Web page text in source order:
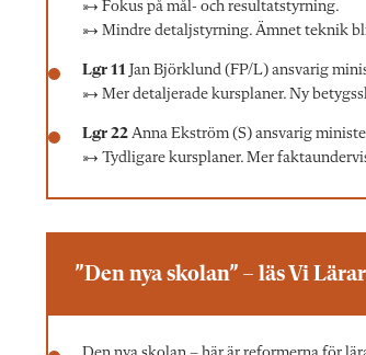
→ Fokus på mål- och resultatstyrning.
→ Mindre detaljstyrning. Ämnet teknik
Lgr 11 Jan Björklund (FP/L) ansvarig
→ Mer detaljerade kursplaner. Ny
Lgr 22 Anna Ekström (S) ansvarig
→ Tydligare kursplaner. Mer
”Den nya skolan” – läs Vi